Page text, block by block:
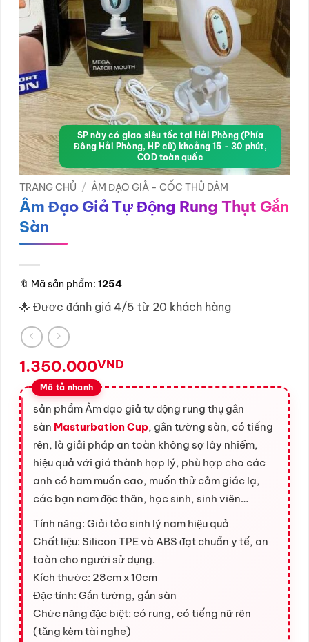
SP này có giao siêu tốc tại Hải Phòng (Phía
Đông Hải Phòng, HP cũ) khoảng 15 - 30 phút,
COD toàn quốc
TRANG CHỦ / ÂM ĐẠO GIẢ - CỐC THỦ DÂM
Âm Đạo Giả Tự Động Rung Thụt Gắn
Sàn
🔖 Mã sản phẩm: 1254
🌟 Được đánh giá 4/5 từ 20 khách hàng
1.350.000VND
sản phẩm Âm đạo giả tự động rung thụ gắn
sàn Masturbation Cup, gắn tường sàn, có tiếng
rên, là giải pháp an toàn không sợ lây nhiễm,
hiệu quả với giá thành hợp lý, phù hợp cho các
anh có ham muốn cao, muốn thử cảm giác lạ,
các bạn nam độc thân, học sinh, sinh viên…
Tính năng: Giải tỏa sinh lý nam hiệu quả
Chất liệu: Silicon TPE và ABS đạt chuẩn y tế, an
toàn cho người sử dụng.
Kích thước: 28cm x 10cm
Đặc tính: Gắn tường, gắn sàn
Chức năng đặc biệt: có rung, có tiếng nữ rên
(tặng kèm tài nghe)